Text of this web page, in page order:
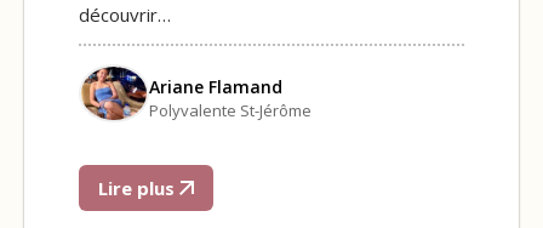
découvrir…
Ariane Flamand
Polyvalente St-Jérôme
Lire plus